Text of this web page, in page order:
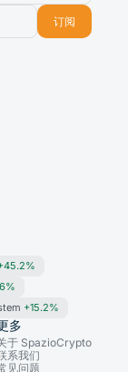
订阅
+15.2%
多
于 SpazioCrypto
系我们
见问题